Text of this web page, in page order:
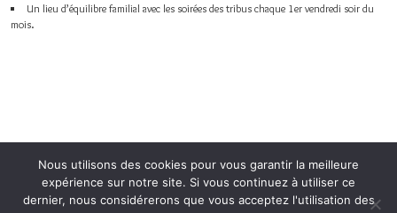
Un lieu d’équilibre familial avec les soirées des tribus chaque 1er vendredi soir du
mois.
3, rue Henri Poincaré
(anciennement rue René
Descartes)
Nous utilisons des cookies pour vous garantir la meilleure
expérience sur notre site. Si vous continuez à utiliser ce
dernier, nous considérerons que vous acceptez l'utilisation des